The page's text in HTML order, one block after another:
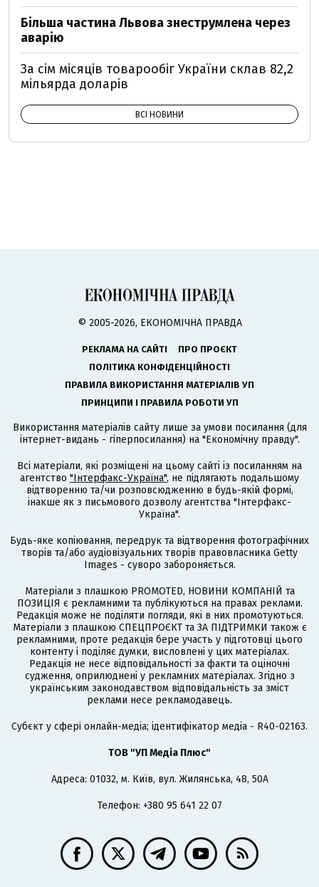
Більша частина Львова знеструмлена через
аварію
За сім місяців товарообіг України склав 82,2
мільярда доларів
ВСІ НОВИНИ
© 2005-2026, ЕКОНОМІЧНА ПРАВДА
РЕКЛАМА НА САЙТІ
ПРО ПРОЄКТ
ПОЛІТИКА КОНФІДЕНЦІЙНОСТІ
ПРАВИЛА ВИКОРИСТАННЯ МАТЕРІАЛІВ УП
ПРИНЦИПИ І ПРАВИЛА РОБОТИ УП
Використання матеріалів сайту лише за умови посилання (для
інтернет-видань - гіперпосилання) на "Економічну правду".
Всі матеріали, які розміщені на цьому сайті із посиланням на
агентство "Інтерфакс-Україна", не підлягають подальшому
відтворенню та/чи розповсюдженню в будь-якій формі,
інакше як з письмового дозволу агентства "Інтерфакс-
Україна".
Будь-яке копіювання, передрук та відтворення фотографічних
творів та/або аудіовізуальних творів правовласника Getty
Images - суворо забороняється.
Матеріали з плашкою PROMOTED, НОВИНИ КОМПАНІЙ та
ПОЗИЦІЯ є рекламними та публікуються на правах реклами.
Редакція може не поділяти погляди, які в них промотуються.
Матеріали з плашкою СПЕЦПРОЄКТ та ЗА ПІДТРИМКИ також є
рекламними, проте редакція бере участь у підготовці цього
контенту і поділяє думки, висловлені у цих матеріалах.
Редакція не несе відповідальності за факти та оціночні
судження, оприлюднені у рекламних матеріалах. Згідно з
українським законодавством відповідальність за зміст
реклами несе рекламодавець.
Cубєкт у сфері онлайн-медіа; ідентифікатор медіа - R40-02163.
ТОВ "УП Медіа Плюс"
Адреса: 01032, м. Київ, вул. Жилянська, 48, 50А
Телефон: +380 95 641 22 07